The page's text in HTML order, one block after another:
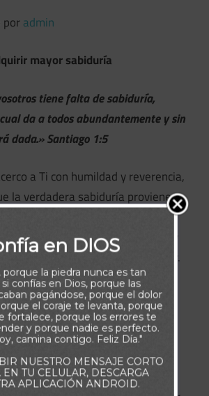
por admin
mayor sabiduría
tiene falta de sabiduría,
da a todos abundantemente y sin
dada.» Santiago 1:5
a Ti con humildad y reverencia,
la verdadera sabiduría proviene
Tú eres el Dios que conoce todas
lo que mis ojos no pueden ver y
mente no alcanza a comprender.
que derrames sobre mí Tu
viene de lo alto, pura, pacífica,
y de buenos frutos.
lleno de voces y caminos
a distinguir lo correcto de lo
en DIOS
porque la piedra nunca es tan
confías en Dios, porque las
pagándose, porque el dolor
el coraje te levanta, porque
fortalece, porque los errores te
y porque nadie es perfecto.
camina contigo. Feliz Día."
NUESTRO MENSAJE CORTO
TU CELULAR, DESCARGA
APLICACIÓN ANDROID.